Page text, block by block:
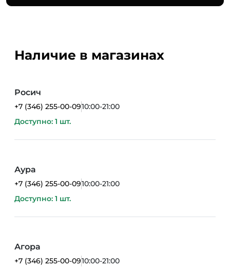
Наличие в магазинах
Росич
+7 (346) 255-00-0910:00-21:00
Доступно: 1 шт.
Аура
+7 (346) 255-00-0910:00-21:00
Доступно: 1 шт.
Агора
+7 (346) 255-00-0910:00-21:00